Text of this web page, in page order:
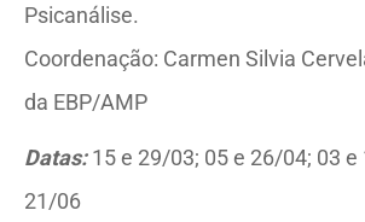
Psicanálise.
Coordenação: Carmen Silvia
da EBP/AMP
Datas:15 e 29/03; 05 e 26/04; 03 e
21/06